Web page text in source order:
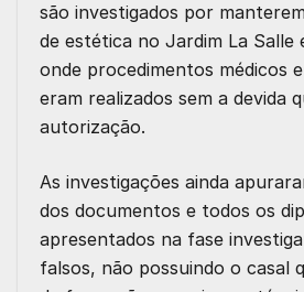
são investigados por
de estética no Jardim La Salle
onde procedimentos médicos
eram realizados sem a devida
autorização.
As investigações ainda
dos documentos e todos os
apresentados na fase
falsos, não possuindo o casal